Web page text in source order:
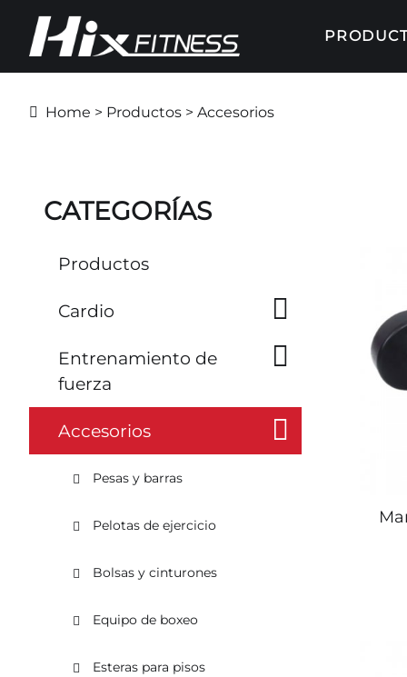
Home > Productos > Accesorios
CATEGORÍAS
Productos
Cardio
Entrenamiento de
fuerza
Accesorios
Pesas y barras
Pelotas de ejercicio
Bolsas y cinturones
Equipo de boxeo
Esteras para pisos